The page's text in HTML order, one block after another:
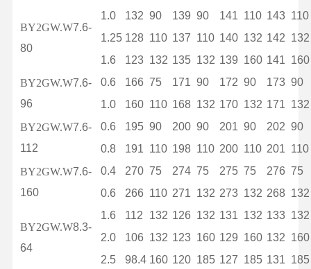
BY2GW.W7.6-
80
1.0 132 90 139 90 141 110 143 110
1.25 128 110 137 110 140 132 142 132
1.6
123 132 135 132 139 160 141 160
BY2GW.W7.6-
96
0.6 166 75 171 90 172 90 173 90
1.0
160 110 168 132 170 132 171 132
BY2GW.W7.6-
112
0.6 195 90 200 90 201 90 202 90
0.8
191 110 198 110 200 110 201 110
BY2GW.W7.6-
160
0.4 270 75 274 75 275 75 276 75
0.6
266 110 271 132 273 132 268 132
BY2GW.W8.3-
64
1.6 112 132 126 132 131 132 133 132
2.0
106 132 123 160 129 160 132 160
2.5
98.4 160 120 185 127 185 131 185